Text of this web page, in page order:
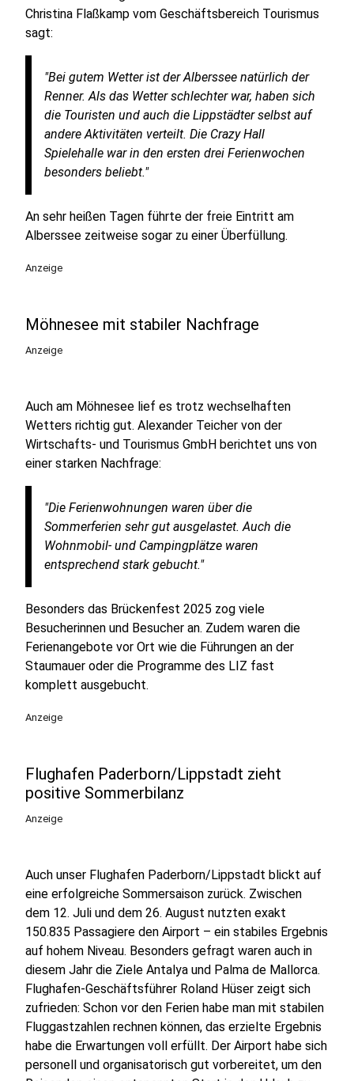
Christina Flaßkamp vom Geschäftsbereich Tourismus
sagt:
"Bei gutem Wetter ist der Alberssee natürlich der
Renner. Als das Wetter schlechter war, haben sich
die Touristen und auch die Lippstädter selbst auf
andere Aktivitäten verteilt. Die Crazy Hall
Spielehalle war in den ersten drei Ferienwochen
besonders beliebt."
An sehr heißen Tagen führte der freie Eintritt am
Alberssee zeitweise sogar zu einer Überfüllung.
Anzeige
Möhnesee mit stabiler Nachfrage
Anzeige
Auch am Möhnesee lief es trotz wechselhaften
Wetters richtig gut. Alexander Teicher von der
Wirtschafts- und Tourismus GmbH berichtet uns von
einer starken Nachfrage:
"Die Ferienwohnungen waren über die
Sommerferien sehr gut ausgelastet. Auch die
Wohnmobil- und Campingplätze waren
entsprechend stark gebucht."
Besonders das Brückenfest 2025 zog viele
Besucherinnen und Besucher an. Zudem waren die
Ferienangebote vor Ort wie die Führungen an der
Staumauer oder die Programme des LIZ fast
komplett ausgebucht.
Anzeige
Flughafen Paderborn/Lippstadt zieht
positive Sommerbilanz
Anzeige
Auch unser Flughafen Paderborn/Lippstadt blickt auf
eine erfolgreiche Sommersaison zurück. Zwischen
dem 12. Juli und dem 26. August nutzten exakt
150.835 Passagiere den Airport – ein stabiles Ergebnis
auf hohem Niveau. Besonders gefragt waren auch in
diesem Jahr die Ziele Antalya und Palma de Mallorca.
Flughafen-Geschäftsführer Roland Hüser zeigt sich
zufrieden: Schon vor den Ferien habe man mit stabilen
Fluggastzahlen rechnen können, das erzielte Ergebnis
habe die Erwartungen voll erfüllt. Der Airport habe sich
personell und organisatorisch gut vorbereitet, um den